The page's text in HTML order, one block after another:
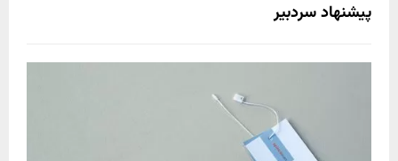
پیشنهاد سردبیر